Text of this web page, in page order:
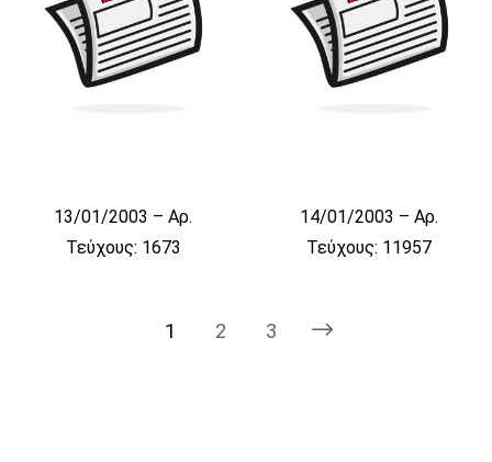
13/01/2003 – Αρ.
Τεύχους: 1673
14/01/2003 – Αρ.
Τεύχους: 11957
1 2 3